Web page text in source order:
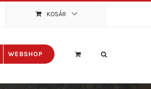
KOSÁR
WEBSHOP